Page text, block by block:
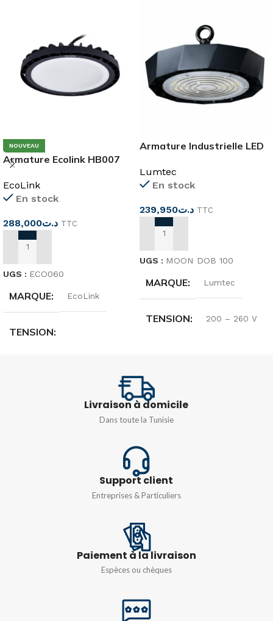
NOUVEAU
Armature Ecolink HB007
EcoLink
En stock
د.ت288,000 TTC
AJOUTER AU PANIER
UGS : ECO060
MARQUE EcoLink
TENSION
150W
Armature Industrielle LED
Lumtec
En stock
د.ت239,950 TTC
AJOUTER AU PANIER
UGS : MOON DOB 100
MARQUE Lumtec
TENSION 200 – 260 V
DESCRIPTION
Driver intégré avec PCB
MATIÈRE
DEGRÉ DE
IP65
PUISSANCE
DURÉE DE VIE
Livraison à domicile
Dans toute la Tunisie
Support client
Entreprises & Particuliers
Paiement à la livraison
Espèces ou chèques